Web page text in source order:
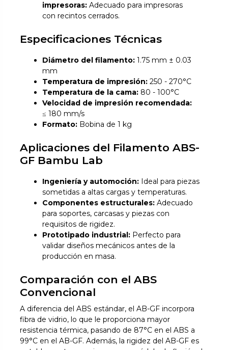
impresoras: Adecuado para impresoras
con recintos cerrados.
Especificaciones Técnicas
Diámetro del filamento: 1.75 mm ± 0.03
mm
Temperatura de impresión: 250 - 270°C
Temperatura de la cama: 80 - 100°C
Velocidad de impresión recomendada:
≤ 180 mm/s
Formato: Bobina de 1 kg
Aplicaciones del Filamento ABS-
GF Bambu Lab
Ingeniería y automoción: Ideal para piezas
sometidas a altas cargas y temperaturas.
Componentes estructurales: Adecuado
para soportes, carcasas y piezas con
requisitos de rigidez.
Prototipado industrial: Perfecto para
validar diseños mecánicos antes de la
producción en masa.
Comparación con el ABS
Convencional
A diferencia del ABS estándar, el AB-GF incorpora
fibra de vidrio, lo que le proporciona mayor
resistencia térmica, pasando de 87°C en el ABS a
99°C en el AB-GF. Además, la rigidez del AB-GF es